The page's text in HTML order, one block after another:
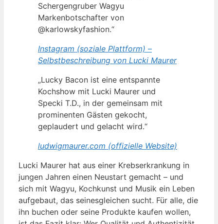
Schergengruber Wagyu
Markenbotschafter von
@karlowskyfashion.“
Instagram (soziale Plattform) –
Selbstbeschreibung von Lucki Maurer
„Lucky Bacon ist eine entspannte
Kochshow mit Lucki Maurer und
Specki T.D., in der gemeinsam mit
prominenten Gästen gekocht,
geplaudert und gelacht wird.“
ludwigmaurer.com (offizielle Website)
Lucki Maurer hat aus einer Krebserkrankung in
jungen Jahren einen Neustart gemacht – und
sich mit Wagyu, Kochkunst und Musik ein Leben
aufgebaut, das seinesgleichen sucht. Für alle, die
ihn buchen oder seine Produkte kaufen wollen,